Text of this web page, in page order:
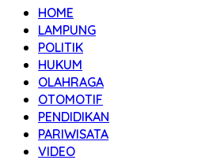
HOME
LAMPUNG
POLITIK
HUKUM
OLAHRAGA
OTOMOTIF
PENDIDIKAN
PARIWISATA
VIDEO